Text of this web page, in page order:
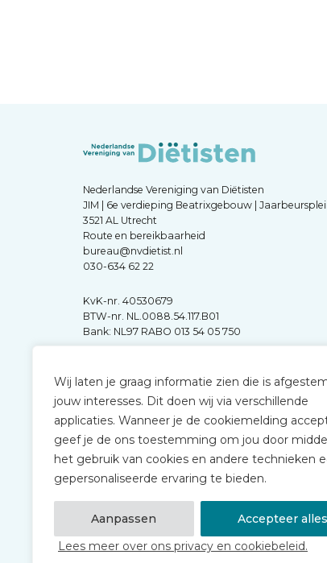
Wij laten je graag informatie zien die is
jouw interesses. Dit doen wij via verschillende
applicaties. Wanneer je de cookiemelding
geef je de ons toestemming om jou door
het gebruik van cookies en andere technieken
gepersonaliseerde ervaring te bieden.
Aanpassen
Accepteer alles
Lees meer over ons privacy en cookiebeleid.
Nederlandse Vereniging van Diëtisten
JIM | 6e verdieping Beatrixgebouw |
3521 AL Utrecht
Route en bereikbaarheid
bureau@nvdietist.nl
030-634 62 22
KvK-nr. 40530679
BTW-nr. NL.0088.54.117.B01
Bank: NL97 RABO 013 54 05 750